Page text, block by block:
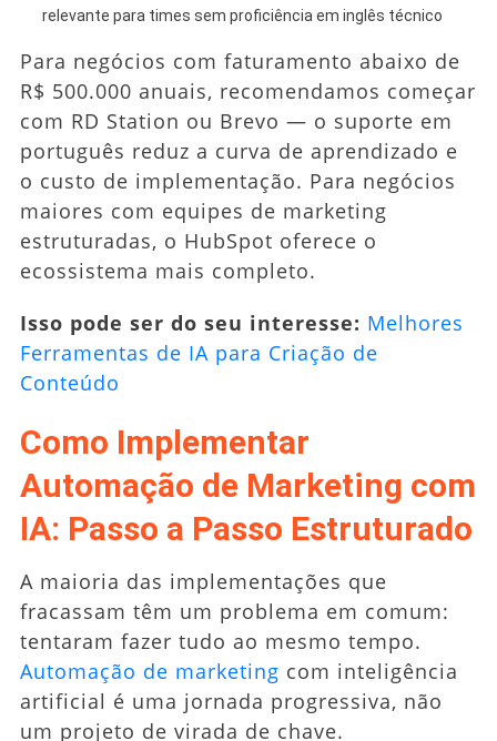
relevante para times sem proficiência em inglês técnico
Para negócios com faturamento abaixo de
R$ 500.000 anuais, recomendamos começar
com RD Station ou Brevo — o suporte em
português reduz a curva de aprendizado e
o custo de implementação. Para negócios
maiores com equipes de marketing
estruturadas, o HubSpot oferece o
ecossistema mais completo.
Isso pode ser do seu interesse: Melhores
Ferramentas de IA para Criação de
Conteúdo
Como Implementar
Automação de Marketing com
IA: Passo a Passo Estruturado
A maioria das implementações que
fracassam têm um problema em comum:
tentaram fazer tudo ao mesmo tempo.
Automação de marketing com inteligência
artificial é uma jornada progressiva, não
um projeto de virada de chave.